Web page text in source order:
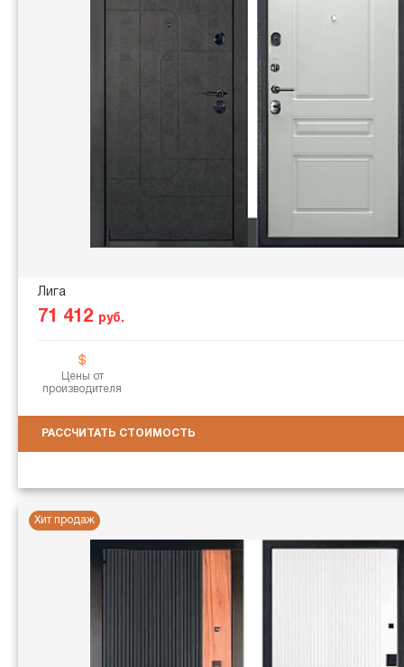
Лига
71 412 руб.
Цены от
производителя
РАССЧИТАТЬ СТОИМОСТЬ
Хит продаж